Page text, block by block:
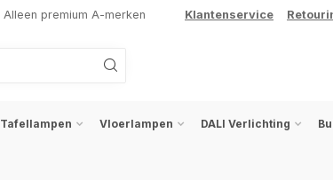
Alleen premium A-merken Klantenservice
Tafellampen Vloerlampen DALI Verlichting